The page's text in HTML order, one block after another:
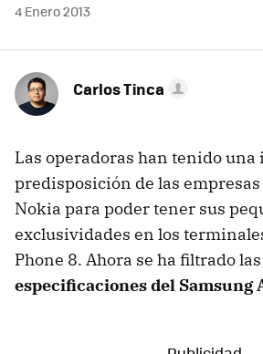
4 Enero 2013
Carlos Tinca
Las operadoras han tenido
predisposición de las
Nokia para poder tener sus
exclusividades en los
Phone 8. Ahora se ha filtrado las
especificaciones del Samsung